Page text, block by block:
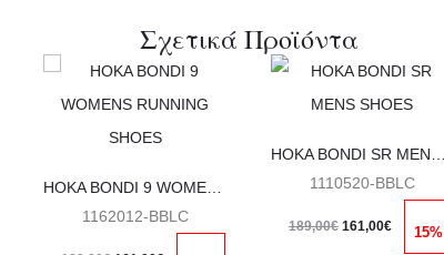
Σχετικά Προϊόντα
Αυτό
το
προϊόν
έχει
πολλαπλές
1162012-BBLC
Αυτό
το
προϊόν
έχει
1110520-BBLC
189,00€ 161,00€ 15%